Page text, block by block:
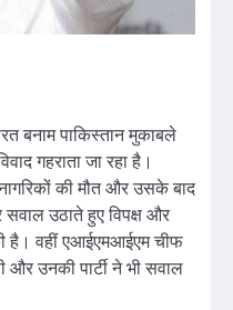
बनाम पाकिस्तान मुकाबले
गहराता जा रहा है।
की मौत और उसके बाद
उठाते हुए विपक्ष और
है। वहीं एआईएमआईएम चीफ
उनकी पार्टी ने भी सवाल